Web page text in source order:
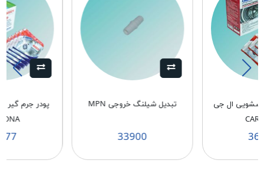
ال جی
تبدیل شیلنگ خروجی MPN
33900
پودر جرم گیر